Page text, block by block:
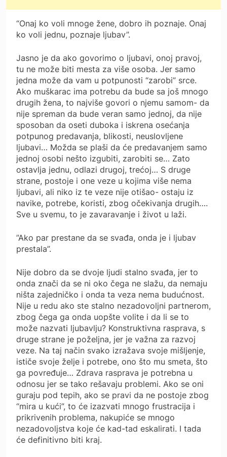
“Onaj ko voli mnoge žene, dobro ih poznaje. Onaj
ko voli jednu, poznaje ljubav”.
Jasno je da ako govorimo o ljubavi, onoj pravoj,
tu ne može biti mesta za više osoba. Jer samo
jedna može da vam u potpunosti “zarobi” srce.
Ako muškarac ima potrebu da bude sa još mnogo
drugih žena, to najviše govori o njemu samom- da
nije spreman da bude veran samo jednoj, da nije
sposoban da oseti duboka i iskrena osećanja
potpunog predavanja, blikosti, neuslovljene
ljubavi… Možda se plaši da će predavanjem samo
jednoj osobi nešto izgubiti, zarobiti se… Zato
ostavlja jednu, odlazi drugoj, trećoj… S druge
strane, postoje i one veze u kojima više nema
ljubavi, ali niko iz te veze nije otišao- ostaju iz
navike, potrebe, koristi, zbog očekivanja drugih….
Sve u svemu, to je zavaravanje i život u laži.
”Ako par prestane da se svađa, onda je i ljubav
prestala”.
Nije dobro da se dvoje ljudi stalno svađa, jer to
onda znači da se ni oko čega ne slažu, da nemaju
ništa zajedničko i onda ta veza nema budućnost.
Nije u redu ako ste stalno nezadovoljni partnerom,
zbog čega ga onda uopšte volite i da li se to
može nazvati ljubavlju? Konstruktivna rasprava, s
druge strane je poželjna, jer je važna za razvoj
veze. Na taj način svako izražava svoje mišljenje,
ističe svoje želje i potrebe, ono što mu smeta, što
ga povređuje… Zdrava rasprava je potrebna u
odnosu jer se tako rešavaju problemi. Ako se oni
guraju pod tepih, ako se pravi da ne postoje zbog
“mira u kući”, to će izazvati mnogo frustracija i
prikrivenih problema, nakupiće se mnogo
nezadovoljstva koje će kad-tad eskalirati. I tada
će definitivno biti kraj.